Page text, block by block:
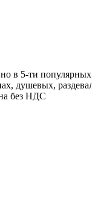
в 5-ти
душевых,
без НДС